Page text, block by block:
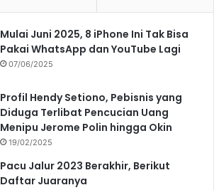
Mulai Juni 2025, 8 iPhone Ini Tak Bisa
Pakai WhatsApp dan YouTube Lagi
07/06/2025
Profil Hendy Setiono, Pebisnis yang
Diduga Terlibat Pencucian Uang
Menipu Jerome Polin hingga Okin
19/02/2025
Pacu Jalur 2023 Berakhir, Berikut
Daftar Juaranya